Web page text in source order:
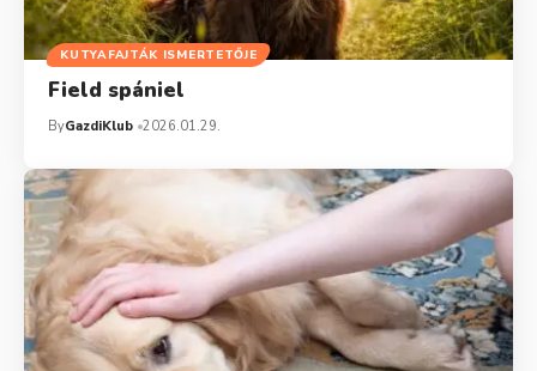
KUTYAFAJTÁK ISMERTETŐJE
Field spániel
ByGazdiKlub 2026.01.29.